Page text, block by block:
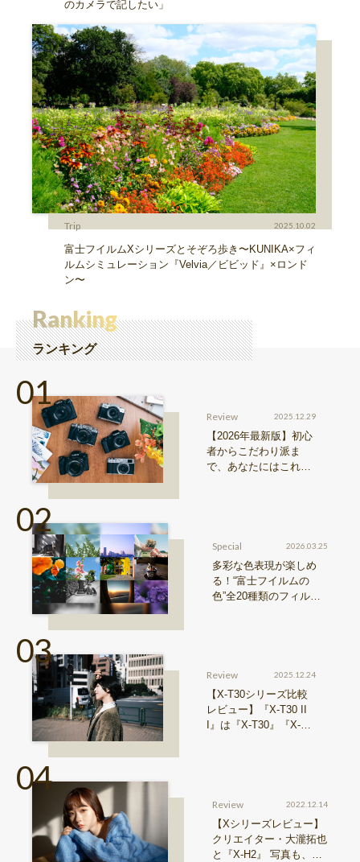
のカメラで記したい」
Trip 2025.10.02
富士フイルムXシリーズとそぞろ歩き〜KUNIKA×フィ
ルムシミュレーション『Velvia／ビビッド』×ロンド
ン〜
Ranking
ランキング
Review 2025.12.29
【2026年最新版】初心
者からこだわり派ま
で、あなたにはこれが
Special 2026.03.25
多彩な色表現が楽しめ
る！“富士フイルムの
色”全20種類のフィルム
Review 2025.12.24
【X-T30シリーズ比較
レビュー】『X-T30 II
I』は『X-T30』『X-T3
Review 2022.12.14
【Xシリーズレビュー】
クリエイター・大瀧拓也
と『X-H2』 写真も、動